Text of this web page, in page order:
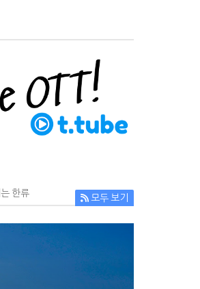



충남 서산시 – 힐링과 한류를 담
한류 모두 보기